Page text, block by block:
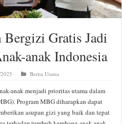
Bergizi Gratis Jadi
anak Indonesia
Berita Utama
anak menjadi prioritas utama dalam
Program MBG diharapkan dapat
asupan gizi yang baik dan tepat